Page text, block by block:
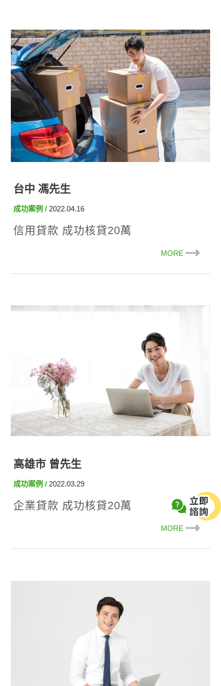
台中 馮先生
成功案例 2022.04.16
信用貸款 成功核貸20萬
MORE
高雄市 曾先生
成功案例 2022.03.29
企業貸款 成功核貸20萬
MORE